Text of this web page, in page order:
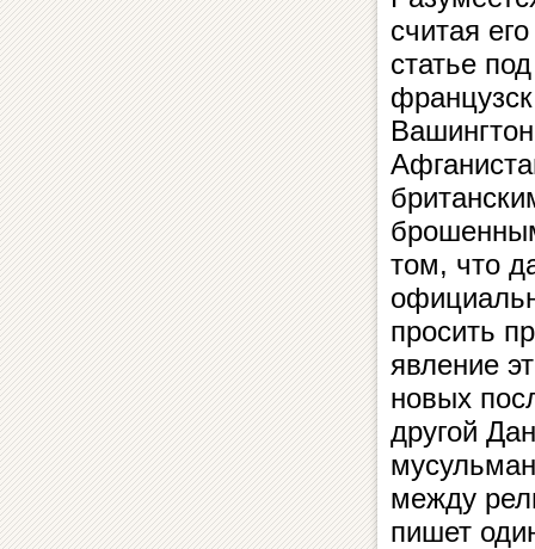
считая
статье
том, что
просить
явление
новых
другой
между
пишет